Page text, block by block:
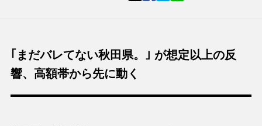
｢まだバレてない秋田県。｣ が想定以上の反
響、高額帯から先に動く